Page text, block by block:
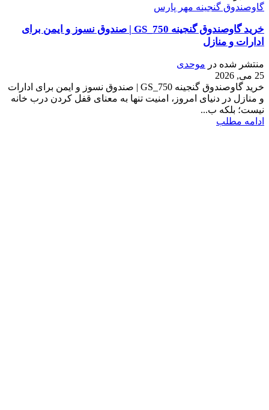
گاوصندوق گنجینه مهر پارس
خرید گاوصندوق گنجینه GS_750 | صندوق نسوز و ایمن برای
ادارات و منازل
منتشر شده در موحدی
25 می, 2026
خرید گاوصندوق گنجینه GS_750 | صندوق نسوز و ایمن برای ادارات
و منازل در دنیای امروز، امنیت تنها به معنای قفل کردن درب خانه
نیست؛ بلکه ب...
ادامه مطلب